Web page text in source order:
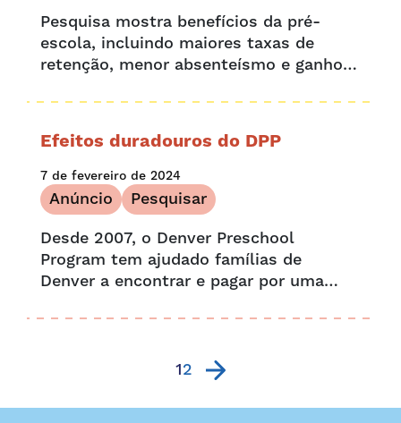
Pesquisa mostra benefícios da pré-
escola, incluindo maiores taxas de
retenção, menor absenteísmo e ganhos
Denver, juntamente com os principais
parceiros de pesquisa, estão
entusiasmados por terem sido
selecionados para apresentar...
Efeitos duradouros do DPP
7 de fevereiro de 2024
Anúncio
Pesquisar
Desde 2007, o Denver Preschool
Program tem ajudado famílias de
Denver a encontrar e pagar por uma
mostram que nosso impacto tem um
alfabetização a maior frequência,...
12